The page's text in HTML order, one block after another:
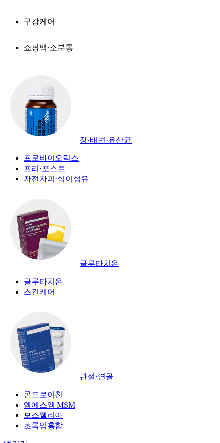
구강케어
쇼핑백·소분통
장·배변·유산균
프로바이오틱스
프리·포스트
차전자피·식이섬유
글루타치온
글루타치온
스킨케어
관절·연골
콘드로이친
엠에스엠 MSM
보스웰리아
초록입홍합